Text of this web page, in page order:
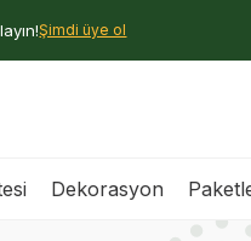
Şimdi üye ol
Dekorasyon